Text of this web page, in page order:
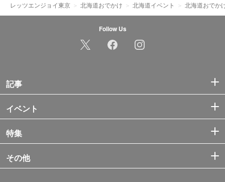
レッツエンジョイ東京 北海道おでかけ 北海道イベント 北海道おでか
Follow Us
記事
イベント
特集
その他